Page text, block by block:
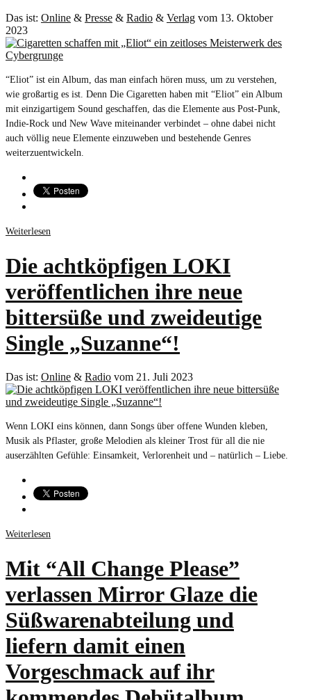
Das ist: Online & Presse & Radio & Verlag vom 13. Oktober
2023
“Eliot” ist ein Album, das man einfach hören muss, um zu verstehen,
wie großartig es ist. Denn Die Cigaretten haben mit “Eliot” ein Album
mit einzigartigem Sound geschaffen, das die Elemente aus Post-Punk,
Indie-Rock und New Wave miteinander verbindet – ohne dabei nicht
auch völlig neue Elemente einzuweben und bestehende Genres
weiterzuentwickeln.
Weiterlesen
Die achtköpfigen LOKI
veröffentlichen ihre neue
bittersüße und zweideutige
Single „Suzanne“!
Das ist: Online & Radio vom 21. Juli 2023
Wenn LOKI eins können, dann Songs über offene Wunden kleben,
Musik als Pflaster, große Melodien als kleiner Trost für all die nie
auserzählten Gefühle: Einsamkeit, Verlorenheit und – natürlich – Liebe.
Weiterlesen
Mit “All Change Please”
verlassen Mirror Glaze die
Süßwarenabteilung und
liefern damit einen
Vorgeschmack auf ihr